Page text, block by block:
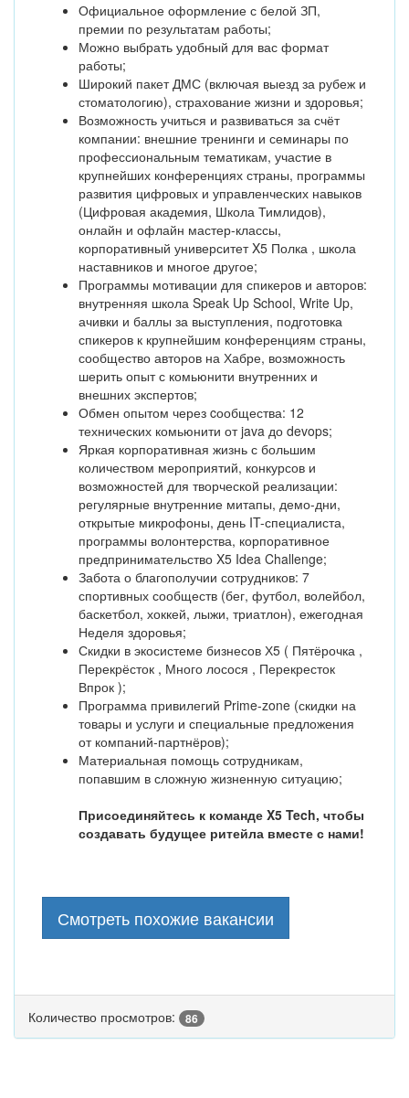
Официальное оформление с белой ЗП,
премии по результатам работы;
Можно выбрать удобный для вас формат
работы;
Широкий пакет ДМС (включая выезд за рубеж и
стоматологию), страхование жизни и здоровья;
Возможность учиться и развиваться за счёт
компании: внешние тренинги и семинары по
профессиональным тематикам, участие в
крупнейших конференциях страны, программы
развития цифровых и управленческих навыков
(Цифровая академия, Школа Тимлидов),
онлайн и офлайн мастер-классы,
корпоративный университет X5 Полка , школа
наставников и многое другое;
Программы мотивации для спикеров и авторов:
внутренняя школа Speak Up School, Write Up,
ачивки и баллы за выступления, подготовка
спикеров к крупнейшим конференциям страны,
сообщество авторов на Хабре, возможность
шерить опыт с комьюнити внутренних и
внешних экспертов;
Обмен опытом через cообщества: 12
технических комьюнити от java до devops;
Яркая корпоративная жизнь с большим
количеством мероприятий, конкурсов и
возможностей для творческой реализации:
регулярные внутренние митапы, демо-дни,
открытые микрофоны, день IT-специалиста,
программы волонтерства, корпоративное
предпринимательство X5 Idea Challenge;
Забота о благополучии сотрудников: 7
спортивных сообществ (бег, футбол, волейбол,
баскетбол, хоккей, лыжи, триатлон), ежегодная
Неделя здоровья;
Скидки в экосистеме бизнесов Х5 ( Пятёрочка ,
Перекрёсток , Много лосося , Перекресток
Впрок );
Программа привилегий Prime-zone (скидки на
товары и услуги и специальные предложения
от компаний-партнёров);
Материальная помощь сотрудникам,
попавшим в сложную жизненную ситуацию;
Присоединяйтесь к команде X5 Tech, чтобы
создавать будущее ритейла вместе с нами!
Смотреть похожие вакансии
Количество просмотров: 86